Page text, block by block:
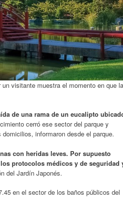
visitante muestra el momento en que la
de una rama de un eucalipto
cerró ese sector del parque y
informaron desde el parque.
con heridas leves. Por supuesto
protocolos médicos y de seguridad
del Jardín Japonés.
en el sector de los baños públicos del